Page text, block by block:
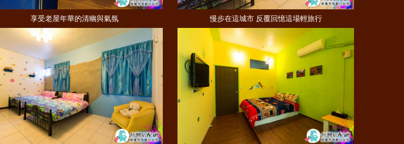
享受老屋年華的清幽與氣氛 慢步在這城市 反覆回憶這場輕旅行